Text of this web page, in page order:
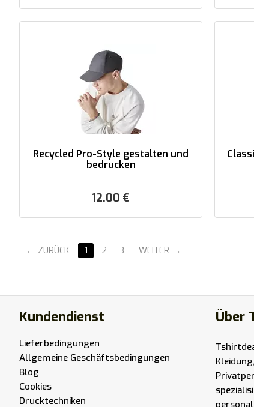
Recycled Pro-Style gestalten und
bedrucken
12.00 €
ZURÜCK 1 2 3 WEITER
Kundendienst
Lieferbedingungen
Allgemeine Geschäftsbedingungen
Blog
Cookies
Drucktechniken
Über